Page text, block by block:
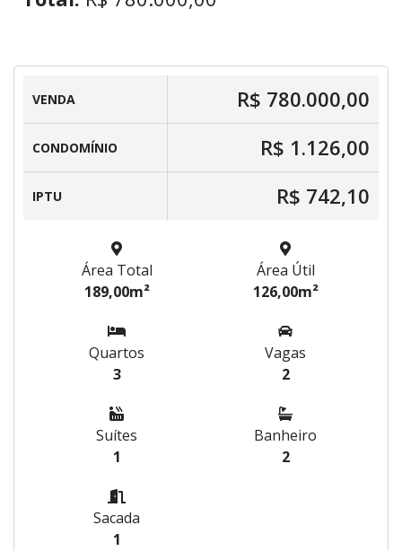
VENDA R$ 780.000,00
CONDOMÍNIO R$ 1.126,00
IPTU R$ 742,10
Área Total
189,00m²
Área Útil
126,00m²
Quartos
3
Vagas
2
Suítes
1
Banheiro
2
Sacada
1